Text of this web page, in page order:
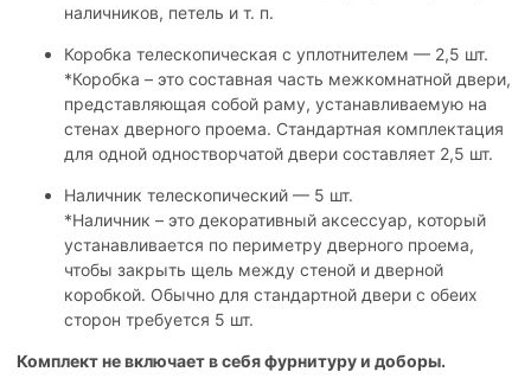
наличников, петель и т. п.
Коробка телескопическая с уплотнителем — 2,5 шт.
*Коробка – это составная часть межкомнатной двери,
представляющая собой раму, устанавливаемую на
стенах дверного проема. Стандартная комплектация
для одной одностворчатой двери составляет 2,5 шт.
Наличник телескопический — 5 шт.
*Наличник – это декоративный аксессуар, который
устанавливается по периметру дверного проема,
чтобы закрыть щель между стеной и дверной
коробкой. Обычно для стандартной двери с обеих
сторон требуется 5 шт.
Комплект не включает в себя фурнитуру и доборы.